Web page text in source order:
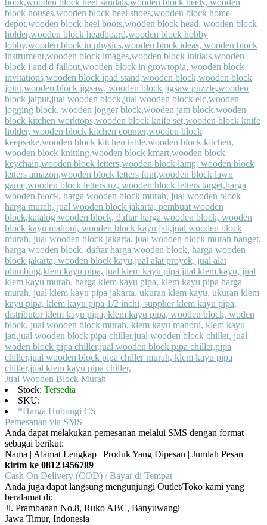
Jual Wooden Block Murah
Stock: Tersedia
SKU:
*Harga Hubungi CS
Pemesanan via SMS
Anda dapat melakukan pemesanan melalui SMS dengan format
sebagai berikut:
Nama | Alamat Lengkap | Produk Yang Dipesan | Jumlah Pesan
kirim ke 08123456789
Cash On Delivery (COD) / Bayar di Tempat
Anda juga dapat langsung mengunjungi Outlet/Toko kami yang
beralamat di:
Jl. Prambanan No.8, Ruko ABC, Banyuwangi
Jawa Timur, Indonesia